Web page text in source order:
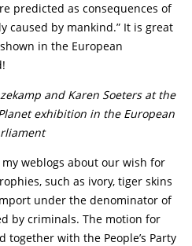
predicted as consequences of
caused by mankind.” It is great
in the European
and Karen Soeters at the
exhibition in the European
weblogs about our wish for
such as ivory, tiger skins
under the denominator of
by criminals. The motion for
with the People’s Party